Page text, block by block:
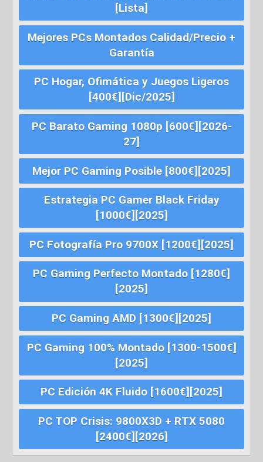
[Lista]
Mejores PCs Montados Calidad/Precio +
Garantía
PC Hogar, Ofimática y Juegos Ligeros
[400€][Dic/2025]
PC Barato Gaming 1080p [600€][2026-
27]
Mejor PC Gaming Posible [800€][2025]
Estrategia PC Gamer Black Friday
[1000€][2025]
PC Fotografía Pro 9700X [1200€][2025]
PC Gaming Perfecto Montado [1280€]
[2025]
PC Gaming AMD [1300€][2025]
PC Gaming 100% Montado [1300-1500€]
[2025]
PC Edición 4K Fluido [1600€][2025]
PC TOP Crisis: 9800X3D + RTX 5080
[2400€][2026]